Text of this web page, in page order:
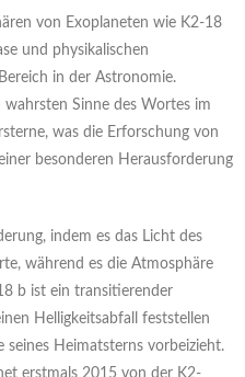
von Exoplaneten wie K2-18
und physikalischen
in der Astronomie.
wahrsten Sinne des Wortes im
was die Erforschung von
besonderen Herausforderung
indem es das Licht des
während es die Atmosphäre
b ist ein transitierender
Helligkeitsabfall feststellen
seines Heimatsterns vorbeizieht.
erstmals 2015 von der K2-